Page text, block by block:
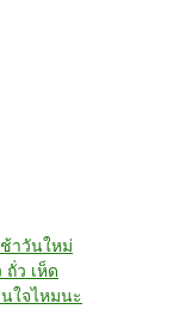
าวันใหม่
ว เห็ด
ใจไหมนะ